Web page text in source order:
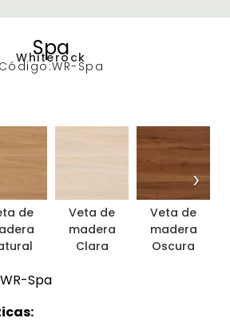
Spa
Whiterock
Código:WR-Spa
de
Veta de
madera
Clara
Veta de
madera
Oscura
›
Spa